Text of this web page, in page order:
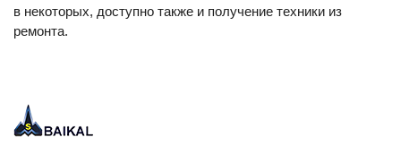
в некоторых, доступно также и получение техники из
ремонта.